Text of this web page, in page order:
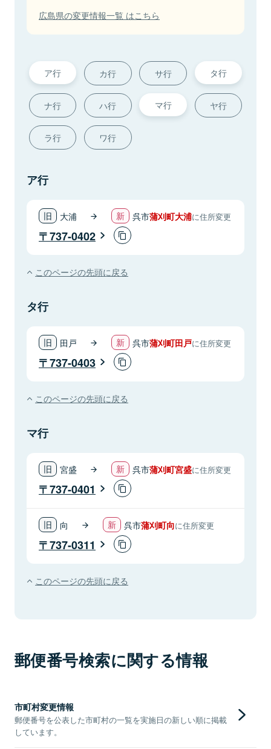
広島県の変更情報一覧 はこちら
ア行 カ行 サ行 タ行
ナ行 ハ行 マ行 ヤ行
ラ行 ワ行
ア行
大浦 呉市蒲刈町大浦に住所変更
737-0402
このページの先頭に戻る
タ行
田戸 呉市蒲刈町田戸に住所変更
737-0403
このページの先頭に戻る
マ行
宮盛 呉市蒲刈町宮盛に住所変更
737-0401
向 呉市蒲刈町向に住所変更
737-0311
このページの先頭に戻る
郵便番号検索に関する情報
市町村変更情報
郵便番号を公表した市町村の一覧を実施日の新しい順に掲載
しています。